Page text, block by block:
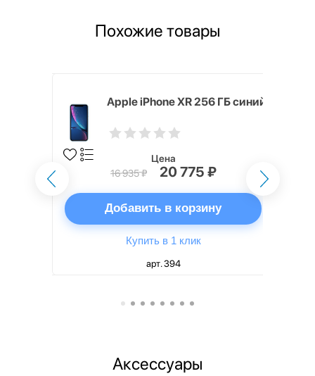
Похожие товары
Apple iPhone XR 256 ГБ синий
Цена
16 935 ₽
20 775 ₽
Добавить в корзину
Купить в 1 клик
арт. 394
Аксессуары